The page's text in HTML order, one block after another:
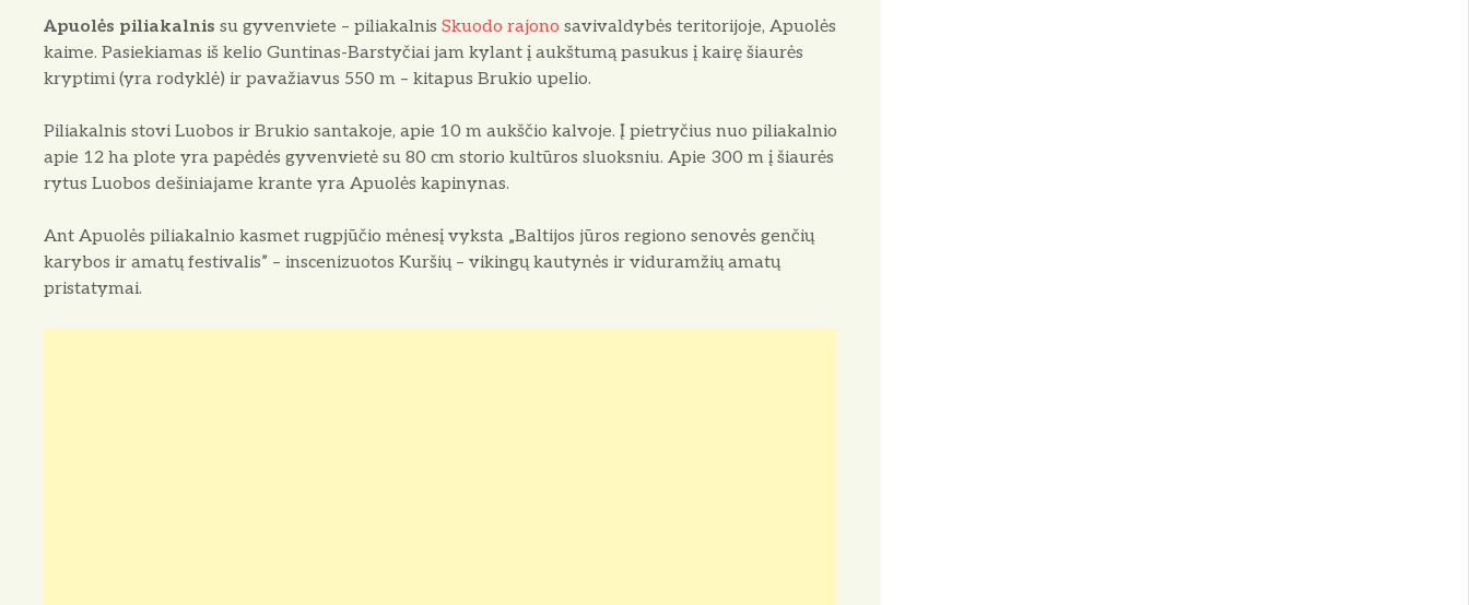
Apuolės piliakalnissu gyvenviete – piliakalnisSkuodo rajono savivaldybės teritorijoje, Apuolės
kaime. Pasiekiamas iš kelio Guntinas-Barstyčiai jam kylant į aukštumą pasukus į kairę šiaurės
kryptimi (yra rodyklė) ir pavažiavus 550 m – kitapus Brukio upelio.
Piliakalnis stovi Luobos ir Brukio santakoje, apie 10 m aukščio kalvoje. Į pietryčius nuo piliakalnio
apie 12 ha plote yra papėdės gyvenvietė su 80 cm storio kultūros sluoksniu. Apie 300 m į šiaurės
rytus Luobos dešiniajame krante yra Apuolės kapinynas.
Ant Apuolės piliakalnio kasmet rugpjūčio mėnesį vyksta „Baltijos jūros regiono senovės genčių
karybos ir amatų festivalis” – inscenizuotos Kuršių – vikingų kautynės ir viduramžių amatų
pristatymai.